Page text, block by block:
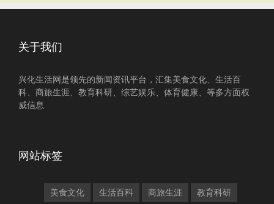
关于我们
兴化生活网是领先的新闻资讯平台，汇集美食文化、生活百
科、商旅生涯、教育科研、综艺娱乐、体育健康、等多方面权
威信息
网站标签
美食文化 生活百科 商旅生涯 教育科研